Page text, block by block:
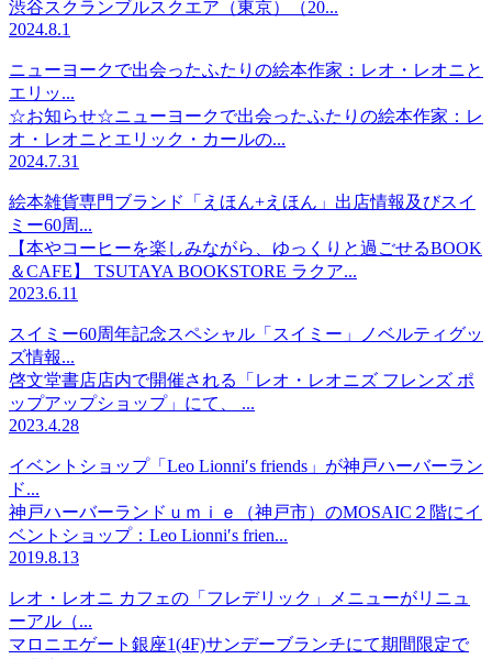
渋谷スクランブルスクエア（東京）（20...
2024.8.1
ニューヨークで出会ったふたりの絵本作家：レオ・レオニと
エリッ...
☆お知らせ☆ニューヨークで出会ったふたりの絵本作家：レ
オ・レオニとエリック・カールの...
2024.7.31
絵本雑貨専門ブランド「えほん+えほん」出店情報及びスイ
ミー60周...
【本やコーヒーを楽しみながら、ゆっくりと過ごせるBOOK
＆CAFE】 TSUTAYA BOOKSTORE ラクア...
2023.6.11
スイミー60周年記念スペシャル「スイミー」ノベルティグッ
ズ情報...
啓文堂書店店内で開催される「レオ・レオニズ フレンズ ポ
ップアップショップ」にて、 ...
2023.4.28
イベントショップ「Leo Lionni′s friends」が神戸ハーバーラン
ド...
神戸ハーバーランドｕｍｉｅ（神戸市）のMOSAIC２階にイ
ベントショップ：Leo Lionni′s frien...
2019.8.13
レオ・レオニ カフェの「フレデリック」メニューがリニュ
ーアル（...
マロニエゲート銀座1(4F)サンデーブランチにて期間限定で